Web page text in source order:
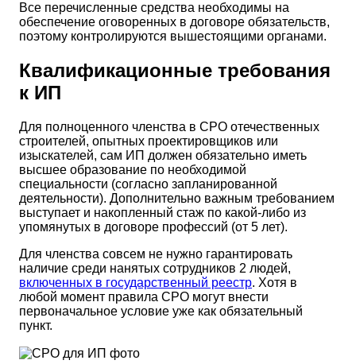
Все перечисленные средства необходимы на
обеспечение оговоренных в договоре обязательств,
поэтому контролируются вышестоящими органами.
Квалификационные требования
к ИП
Для полноценного членства в СРО отечественных
строителей, опытных проектировщиков или
изыскателей, сам ИП должен обязательно иметь
высшее образование по необходимой
специальности (согласно запланированной
деятельности). Дополнительно важным требованием
выступает и накопленный стаж по какой-либо из
упомянутых в договоре профессий (от 5 лет).
Для членства совсем не нужно гарантировать
наличие среди нанятых сотрудников 2 людей,
включенных в государственный реестр. Хотя в
любой момент правила СРО могут внести
первоначальное условие уже как обязательный
пункт.